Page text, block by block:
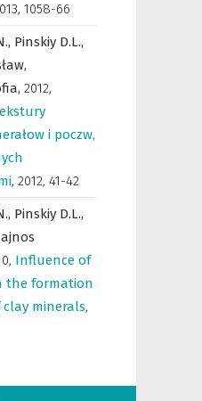
1058-66
Pinskiy D.L.,
2012,
i poczw,
, 2012, 41-42
Pinskiy D.L.,
, Influence of
the formation
minerals,